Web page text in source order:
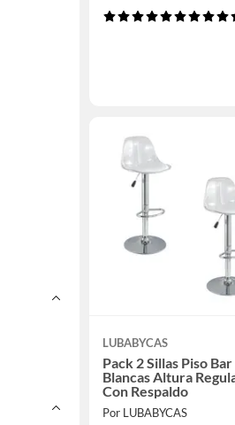
LUBABYCAS
Pack 2 Sillas Piso Bar
Blancas Altura
Con Respaldo
Por LUBABYCAS